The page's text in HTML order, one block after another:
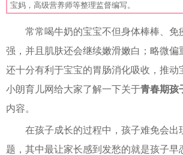
宝妈，高级营养师等整理监督编写。
常常喝牛奶的宝宝不但身体棒棒、免
强，并且肌肤还会继续嫩滑嫩白；略微偏
还十分有利于宝宝的胃肠消化吸收，推动
小朗育儿网给大家了解一下关于青春期孩
内容。
在孩子成长的过程中，孩子难免会出
题，其中最让家长感到发愁的就是孩子早